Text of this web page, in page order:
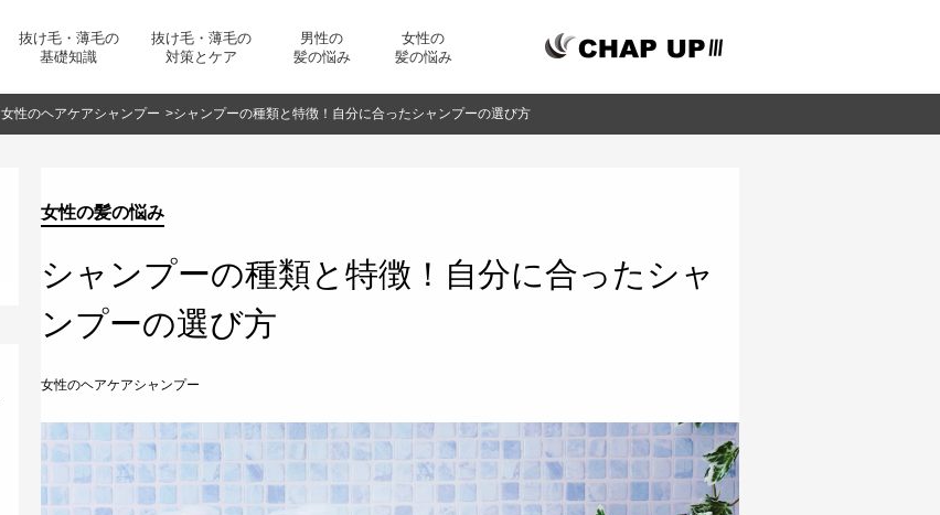
抜け毛・薄毛の
基礎知識
抜け毛・薄毛の
対策とケア
男性の
髪の悩み
女性の
髪の悩み
女性のヘアケアシャンプー >シャンプーの種類と特徴！自分に合ったシャンプーの選び方
女性の髪の悩み
シャンプーの種類と特徴！自分に合ったシャ
ンプーの選び方
女性のヘアケアシャンプー